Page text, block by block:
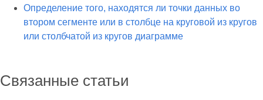
Определение того, находятся ли точки данных во
втором сегменте или в столбце на круговой из кругов
или столбчатой из кругов диаграмме
Связанные статьи